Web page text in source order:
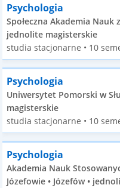
Psychologia
Społeczna Akademia Nauk
jednolite magisterskie
studia stacjonarne • 10
Psychologia
Uniwersytet Pomorski w
magisterskie
studia stacjonarne • 10
Psychologia
Akademia Nauk
Józefowie • Józefów •